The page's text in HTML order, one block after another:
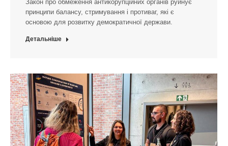
Закон про обмеження антикорупційних органів руйнує
принципи балансу, стримування і противаг, які є
основою для розвитку демократичної держави.
Детальніше